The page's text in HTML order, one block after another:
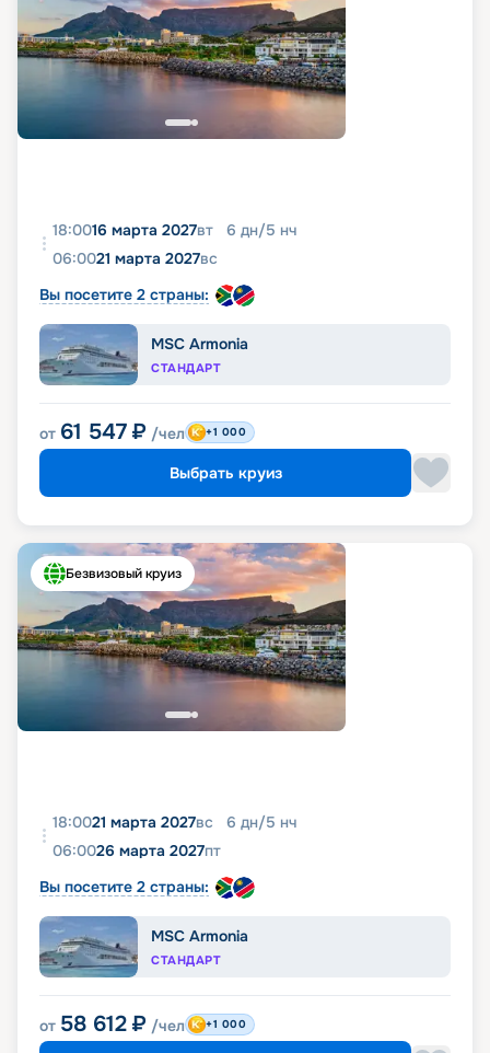
18:0016 марта 2027вт 6 дн/5 нч
06:0021 марта 2027вс
Вы посетите 2 страны:
MSC Armonia
СТАНДАРТ
от 61 547 ₽ /чел +1 000
Выбрать круиз
Безвизовый круиз
18:0021 марта 2027вс 6 дн/5 нч
06:0026 марта 2027пт
Вы посетите 2 страны:
MSC Armonia
СТАНДАРТ
от 58 612 ₽ /чел +1 000